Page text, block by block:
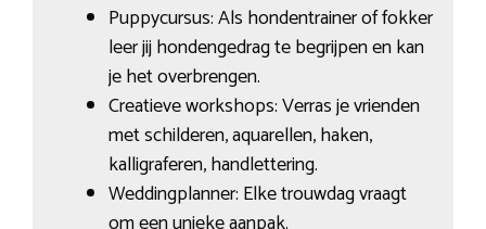
Puppycursus: Als hondentrainer of fokker
leer jij hondengedrag te begrijpen en kan
je het overbrengen.
Creatieve workshops: Verras je vrienden
met schilderen, aquarellen, haken,
kalligraferen, handlettering.
Weddingplanner: Elke trouwdag vraagt